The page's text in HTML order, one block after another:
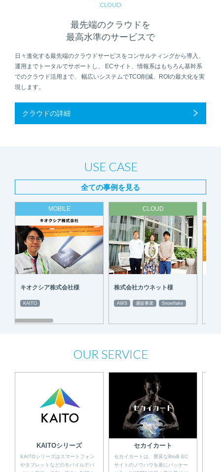
CLOUD
最先端のクラウドを
最高水準のサービスで
日々進化する最先端のクラウドサービスをコンサルティングから導入、
運用までトータルでサポートし、 ECサイト、情報系はもちろん基幹系
でのクラウド活用まで、 幅広いシステムでTCO削減、ROIの最大化を実
現します。
クラウドの詳細
USE CASE
全ての事例を見る
MOBILE
キオクシア株式会社様
KAITO
CLOUD
株式会社カウネット様
AWS 通販事業 Snowflake
OUR SERVICE
KAITOシリーズ
KAITOシリーズはスマートフォン
やタブレットなどのモバイルデバ
セカイカート
セカイカートは、豊富なBtoB EC
サイトのノウハウを基にパッケー